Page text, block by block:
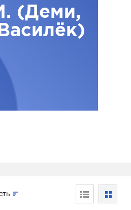
(Деми,